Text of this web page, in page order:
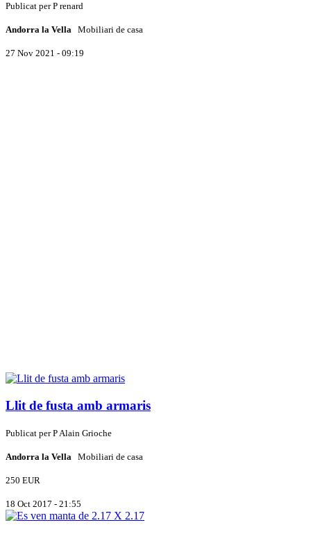
Publicat perP renard
Andorra la Vella Mobiliari de casa
27 Nov 2021 - 09:19
Llit de fusta amb armaris
Publicat perP Alain Grioche
Andorra la Vella Mobiliari de casa
250 EUR
18 Oct 2017 - 21:55